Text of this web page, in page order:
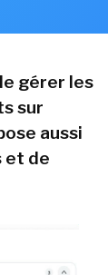
gérer les
sur
aussi
et de